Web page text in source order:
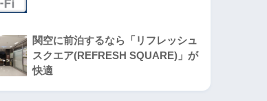
関空に前泊するなら「リフレッシュ
スクエア(REFRESH SQUARE)」が
快適